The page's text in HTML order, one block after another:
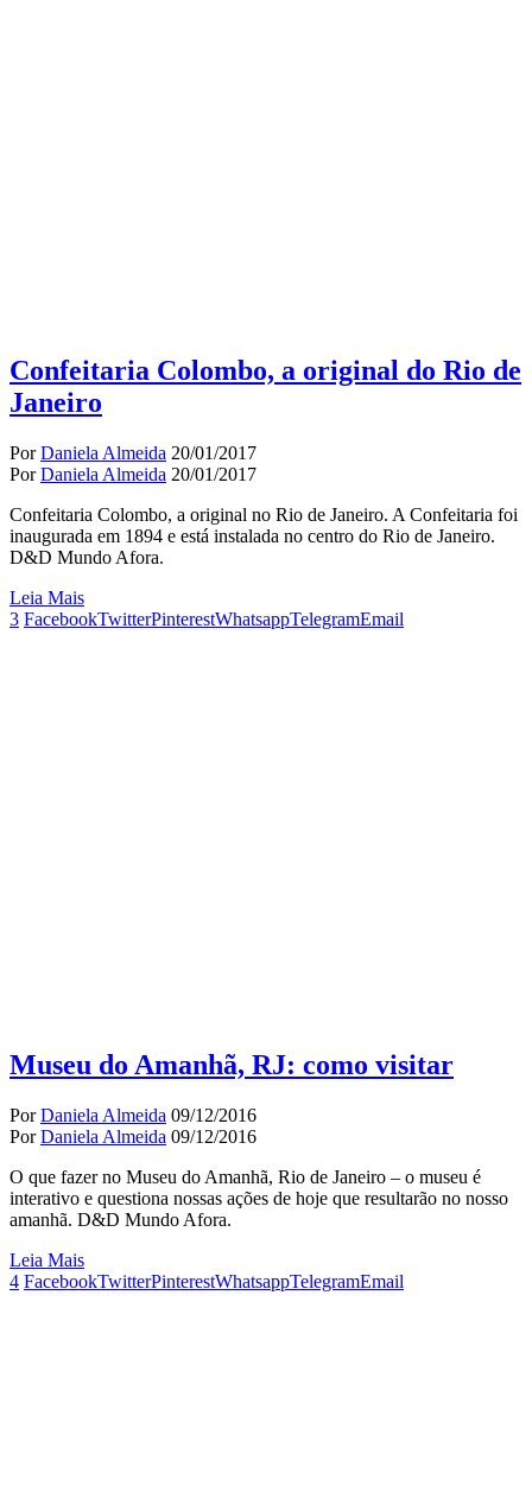
Confeitaria Colombo, a original do Rio de
Janeiro
PorDaniela Almeida 20/01/2017
PorDaniela Almeida 20/01/2017
Confeitaria Colombo, a original no Rio de Janeiro. A Confeitaria foi
inaugurada em 1894 e está instalada no centro do Rio de Janeiro.
D&D Mundo Afora.
Leia Mais
3 FacebookTwitterPinterestWhatsappTelegramEmail
Museu do Amanhã, RJ: como visitar
PorDaniela Almeida 09/12/2016
PorDaniela Almeida 09/12/2016
O que fazer no Museu do Amanhã, Rio de Janeiro – o museu é
interativo e questiona nossas ações de hoje que resultarão no nosso
amanhã. D&D Mundo Afora.
Leia Mais
4 FacebookTwitterPinterestWhatsappTelegramEmail